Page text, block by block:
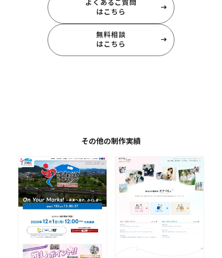
よくあるご質問
はこちら
無料相談
はこちら
その他の制作実績